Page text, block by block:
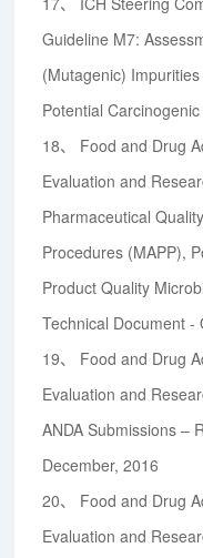
Guideline M7:
(Mutagenic)
Potential
18、
Food and Drug
Evaluation and
Pharmaceutical
Procedures (MAPP),
Product Quality
Technical Document
19、
Food and Drug
Evaluation and
ANDA Submissions –
December, 2016
20、
Food and Drug
Evaluation and